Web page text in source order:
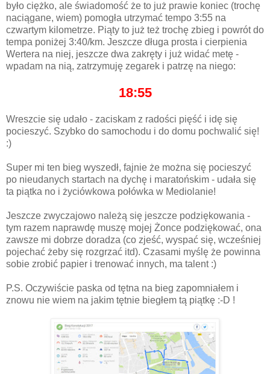
było ciężko, ale świadomość że to już prawie koniec (trochę
naciągane, wiem) pomogła utrzymać tempo 3:55 na
czwartym kilometrze. Piąty to już też trochę zbieg i powrót do
tempa poniżej 3:40/km. Jeszcze długa prosta i cierpienia
Wertera na niej, jeszcze dwa zakręty i już widać metę -
wpadam na nią, zatrzymuję zegarek i patrzę na niego:
18:55
Wreszcie się udało - zaciskam z radości pięść i idę się
pocieszyć. Szybko do samochodu i do domu pochwalić się!
:)
Super mi ten bieg wyszedł, fajnie że można się pocieszyć
po nieudanych startach na dychę i maratońskim - udała się
ta piątka no i życiówkowa połówka w Mediolanie!
Jeszcze zwyczajowo należą się jeszcze podziękowania -
tym razem naprawdę muszę mojej Żonce podziękować, ona
zawsze mi dobrze doradza (co zjeść, wyspać się, wcześniej
pojechać żeby się rozgrzać itd). Czasami myślę że powinna
sobie zrobić papier i trenować innych, ma talent :)
P.S. Oczywiście paska od tętna na bieg zapomniałem i
znowu nie wiem na jakim tętnie biegłem tą piątkę :-D !